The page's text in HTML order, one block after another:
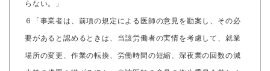
らない。」
６「事業者は、前項の規定による医師の意見を勘案し、その必
要があると認めるときは、当該労働者の実情を考慮して、就業
場所の変更、作業の転換、労働時間の短縮、深夜業の回数の減